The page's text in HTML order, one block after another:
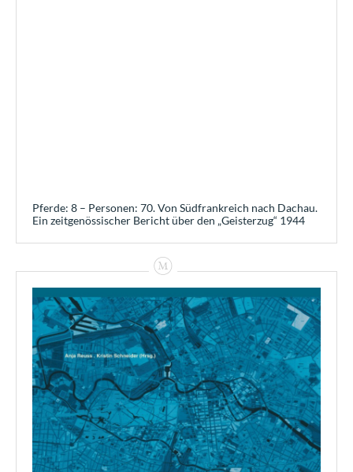
Pferde: 8 – Personen: 70. Von Südfrankreich nach Dachau.
Ein zeitgenössischer Bericht über den „Geisterzug“ 1944